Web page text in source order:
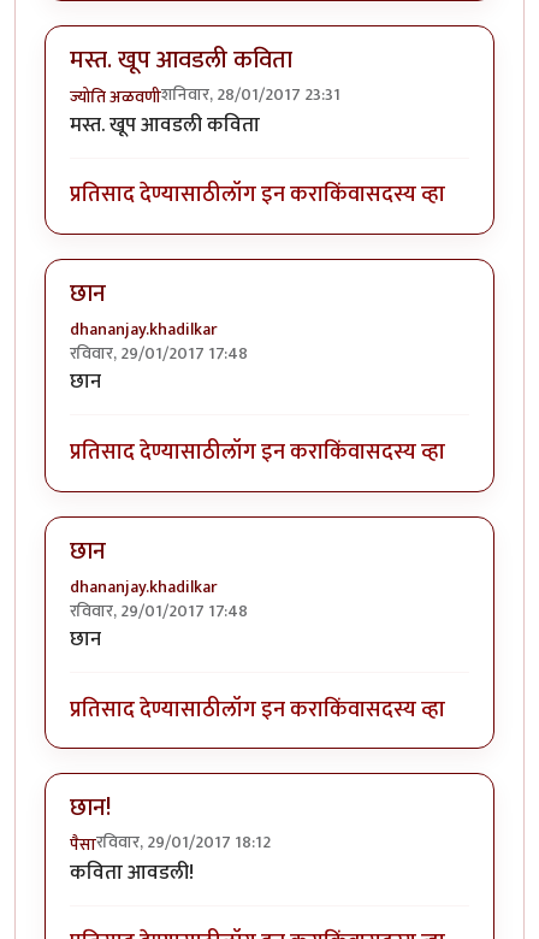
मस्त. खूप आवडली कविता
ज्योति अळवणीशनिवार, 28/01/2017 23:31
मस्त. खूप आवडली कविता
प्रतिसाद देण्यासाठीलॉग इन कराकिंवासदस्य व्हा
छान
dhananjay.khadilkar
रविवार, 29/01/2017 17:48
छान
प्रतिसाद देण्यासाठीलॉग इन कराकिंवासदस्य व्हा
छान
dhananjay.khadilkar
रविवार, 29/01/2017 17:48
छान
प्रतिसाद देण्यासाठीलॉग इन कराकिंवासदस्य व्हा
छान!
पैसारविवार, 29/01/2017 18:12
कविता आवडली!